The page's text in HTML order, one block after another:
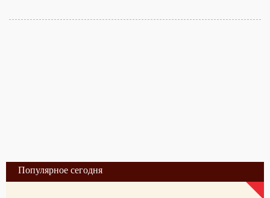
Популярное сегодня